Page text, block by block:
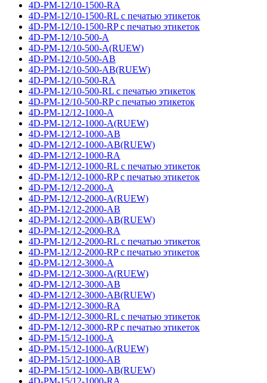
4D-PM-12/10-1500-RA
4D-PM-12/10-1500-RL с печатью этикеток
4D-PM-12/10-1500-RP с печатью этикеток
4D-PM-12/10-500-A
4D-PM-12/10-500-A(RUEW)
4D-PM-12/10-500-AB
4D-PM-12/10-500-AB(RUEW)
4D-PM-12/10-500-RA
4D-PM-12/10-500-RL с печатью этикеток
4D-PM-12/10-500-RP с печатью этикеток
4D-PM-12/12-1000-A
4D-PM-12/12-1000-A(RUEW)
4D-PM-12/12-1000-AB
4D-PM-12/12-1000-AB(RUEW)
4D-PM-12/12-1000-RA
4D-PM-12/12-1000-RL с печатью этикеток
4D-PM-12/12-1000-RP с печатью этикеток
4D-PM-12/12-2000-A
4D-PM-12/12-2000-A(RUEW)
4D-PM-12/12-2000-AB
4D-PM-12/12-2000-AB(RUEW)
4D-PM-12/12-2000-RA
4D-PM-12/12-2000-RL с печатью этикеток
4D-PM-12/12-2000-RP с печатью этикеток
4D-PM-12/12-3000-A
4D-PM-12/12-3000-A(RUEW)
4D-PM-12/12-3000-AB
4D-PM-12/12-3000-AB(RUEW)
4D-PM-12/12-3000-RA
4D-PM-12/12-3000-RL с печатью этикеток
4D-PM-12/12-3000-RP с печатью этикеток
4D-PM-15/12-1000-A
4D-PM-15/12-1000-A(RUEW)
4D-PM-15/12-1000-AB
4D-PM-15/12-1000-AB(RUEW)